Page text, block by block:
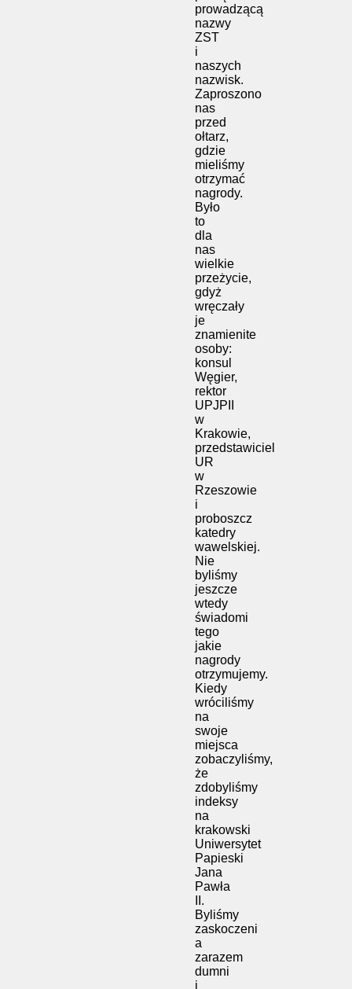
prowadzącą
nazwy
ZST
i
naszych
nazwisk.
Zaproszono
nas
przed
ołtarz,
gdzie
mieliśmy
otrzymać
nagrody.
Było
to
dla
nas
wielkie
przeżycie,
gdyż
wręczały
je
znamienite
osoby:
konsul
Węgier,
rektor
UPJPII
w
Krakowie,
przedstawiciel
UR
w
Rzeszowie
i
proboszcz
katedry
wawelskiej.
Nie
byliśmy
jeszcze
wtedy
świadomi
tego
jakie
nagrody
otrzymujemy.
Kiedy
wróciliśmy
na
swoje
miejsca
zobaczyliśmy,
że
zdobyliśmy
indeksy
na
krakowski
Uniwersytet
Papieski
Jana
Pawła
II.
Byliśmy
zaskoczeni
a
zarazem
dumni
i